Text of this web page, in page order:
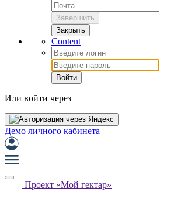
Завершить
Закрыть
Content
Войти
Или войти через
Демо личного кабинета
Проект «Мой гектар»